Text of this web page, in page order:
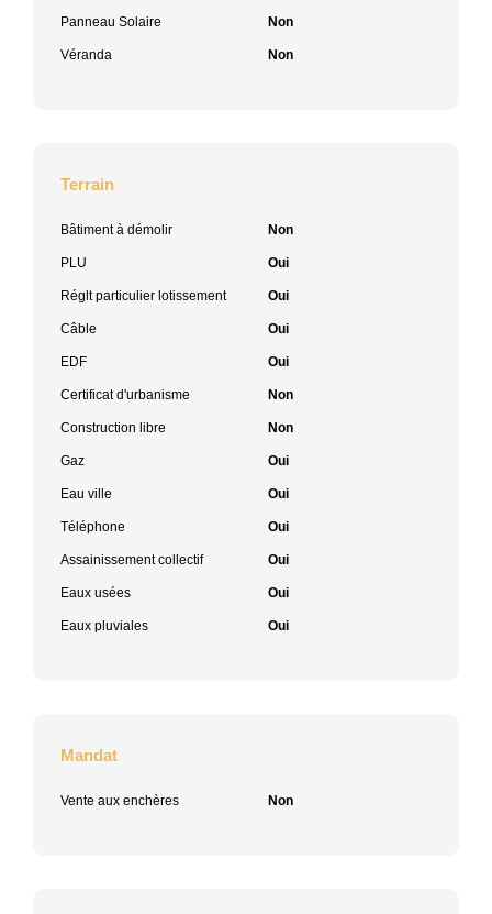
Panneau Solaire Non
Véranda Non
Terrain
Bâtiment à démolir Non
PLU Oui
Réglt particulier lotissement Oui
Câble Oui
EDF Oui
Certificat d'urbanisme Non
Construction libre Non
Gaz Oui
Eau ville Oui
Téléphone Oui
Assainissement collectif Oui
Eaux usées Oui
Eaux pluviales Oui
Mandat
Vente aux enchères Non